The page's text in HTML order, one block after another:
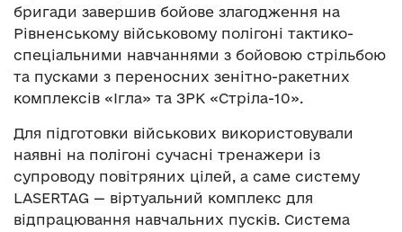
бригади завершив бойове злагодження на
Рівненському військовому полігоні тактико-
спеціальними навчаннями з бойовою стрільбою
та пусками з переносних зенітно-ракетних
комплексів «Ігла» та ЗРК «Стріла-10».
Для підготовки військових використовували
наявні на полігоні сучасні тренажери із
супроводу повітряних цілей, а саме систему
LASERTAG — віртуальний комплекс для
відпрацювання навчальних пусків. Система